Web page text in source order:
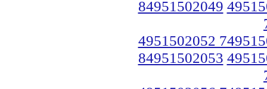
84951502049
4951502052
84951502053